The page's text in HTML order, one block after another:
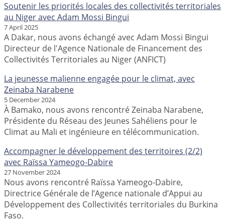
Soutenir les priorités locales des collectivités territoriales
au Niger avec Adam Mossi Bingui
7 April 2025
A Dakar, nous avons échangé avec Adam Mossi Bingui
Directeur de l'Agence Nationale de Financement des
Collectivités Territoriales au Niger (ANFICT)
La jeunesse malienne engagée pour le climat, avec
Zeinaba Narabene
5 December 2024
À Bamako, nous avons rencontré Zeinaba Narabene,
Présidente du Réseau des Jeunes Sahéliens pour le
Climat au Mali et ingénieure en télécommunication.
Accompagner le développement des territoires (2/2)
avec Raïssa Yameogo-Dabire
27 November 2024
Nous avons rencontré Raïssa Yameogo-Dabire,
Directrice Générale de l’Agence nationale d’Appui au
Développement des Collectivités territoriales du Burkina
Faso.